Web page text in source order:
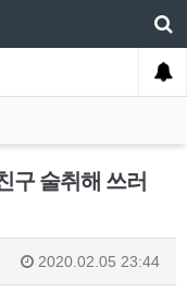
구 술취해 쓰러
2020.02.05 23:44